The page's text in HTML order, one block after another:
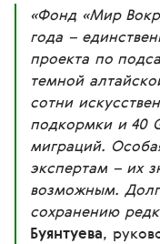
«Фонд «Мир
года –
проекта по
темной
сотни
подкормки и 40
миграций.
экспертам – их
возможным.
сохранению
Буянтуева,